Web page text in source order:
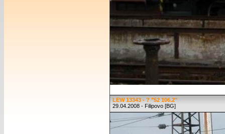
LEW 13343 - ? "52 106.2"
29.04.2008 - Filipovo [BG]